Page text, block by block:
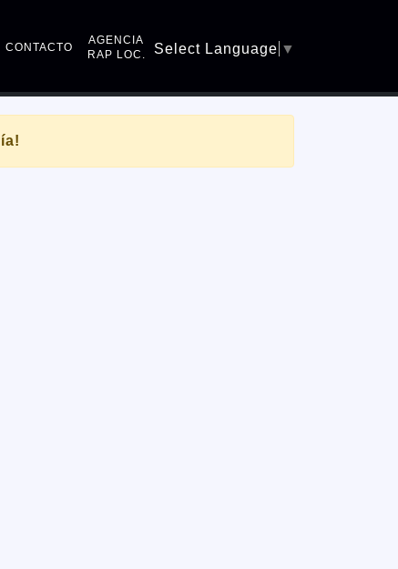
CONTACTO
AGENCIA
RAP LOC.
Select Language ▼